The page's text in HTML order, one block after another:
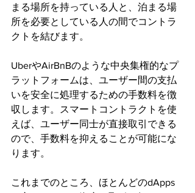
まる場所を持っている人と、泊まる場
所を必要としている人の間でコントラ
クトを結びます。
UberやAirBnBのような中央集権的なプ
ラットフォームは、ユーザー間の支払
いを安全に処理するための手数料を徴
収します。スマートコントラクトを使
えば、ユーザー同士が直接取引できる
ので、手数料を抑えることが可能にな
ります。
これまでのところ、ほとんどのdApps